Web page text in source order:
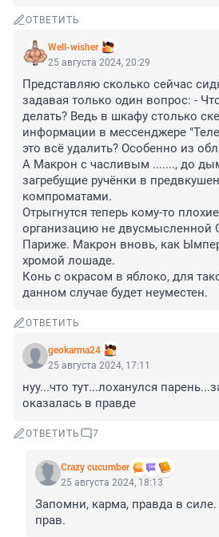
ОТВЕТИТЬ
Well-wisher
25 августа 2024, 20:29
Представляю сколько сейчас
задавая только один вопрос: -
делать? Ведь в шкафу столько
информации в мессенджере
это всё удалить? Особенно из
А Макрон с часливым ......., до
загребущие ручёнки в
компроматами.
Отрыгнутся теперь кому-то
организацию не двусмысленной
Париже. Макрон вновь, как
хромой лошаде.
Конь с окрасом в яблоко, для
данном случае будет неуместен.
ОТВЕТИТЬ
geokarma24
25 августа 2024, 17:11
нуу...что тут...лоханулся
оказалась в правде
ОТВЕТИТЬ 7
Crazy cucumber
25 августа 2024, 18:13
Запомни, карма, правда в силе.
прав.